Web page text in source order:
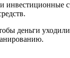
деньги